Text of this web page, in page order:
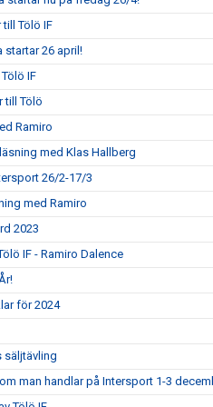
till Tölö IF
26 april!
IF
till Tölö
Ramiro
med Klas Hallberg
26/2-17/3
med Ramiro
2023
IF - Ramiro Dalence
för 2024
säljtävling
man handlar på Intersport 1-3